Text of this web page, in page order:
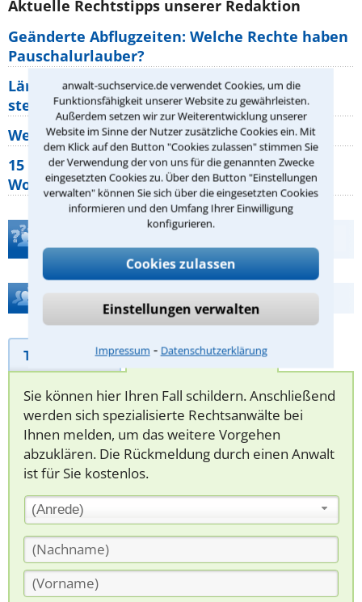
anwalt-suchservice.de verwendet Cookies, um die
Funktionsfähigkeit unserer Website zu gewährleisten.
Außerdem setzen wir zur Weiterentwicklung unserer
Website im Sinne der Nutzer zusätzliche Cookies ein. Mit
dem Klick auf den Button "Cookies zulassen" stimmen Sie
der Verwendung der von uns für die genannten Zwecke
eingesetzten Cookies zu. Über den Button "Einstellungen
verwalten" können Sie sich über die eingesetzten Cookies
informieren und den Umfang Ihrer Einwilligung
konfigurieren.
Cookies zulassen
Einstellungen verwalten
Impressum ⁃ Datenschutzerklärung
Aktuelle Rechtstipps unserer Redaktion
Geänderte Abflugzeiten: Welche Rechte haben
Pauschalurlauber?
Lärm von den Nachbarn: Welche Rechte
stehen mir zu?
Wer muss Zweitwohnungssteuer zahlen?
15 elementare Rechte, die jeder
Wohnungseigentümer kennen sollte
Hilfe bei Ihrer Anwaltsuche?
Telefonhilfe Beratungsanfrage
Sie können hier Ihren Fall schildern. Anschließend
werden sich spezialisierte Rechtsanwälte bei
Ihnen melden, um das weitere Vorgehen
abzuklären. Die Rückmeldung durch einen Anwalt
ist für Sie kostenlos.
(Anrede)